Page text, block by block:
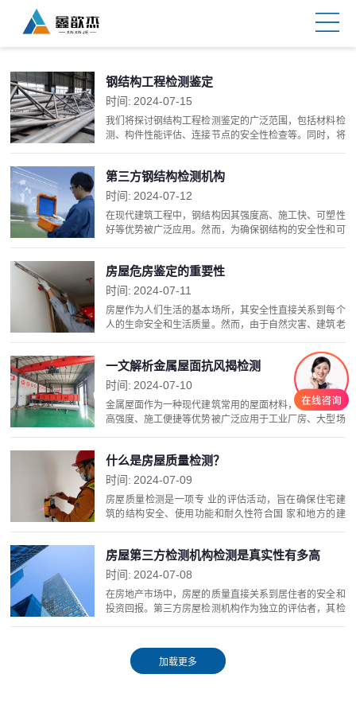
钢结构工程检测鉴定
时间: 2024-07-15
我们将探讨钢结构工程检测鉴定的广泛范围，包括材料检
测、构件性能评估、连接节点的安全性检查等。同时，将
段...
第三方钢结构检测机构
时间: 2024-07-12
在现代建筑工程中，钢结构因其强度高、施工快、可塑性
好等优势被广泛应用。然而，为确保钢结构的安全性和可
第...
房屋危房鉴定的重要性
时间: 2024-07-11
房屋作为人们生活的基本场所，其安全性直接关系到每个
人的生命安全和生活质量。然而，由于自然灾害、建筑老
房屋危房鉴定作为一项专 业的技术活动，对于及时发现...
一文解析金属屋面抗风揭检测
时间: 2024-07-10
金属屋面作为一种现代建筑常用的屋面材料，以其轻质、
高强度、施工便捷等优势被广泛应用于工业厂房、大型场
用...
什么是房屋质量检测？
时间: 2024-07-09
房屋质量检测是一项专 业的评估活动，旨在确保住宅建
筑的结构安全、使用功能和耐久性符合国 家和地方的建
概...
房屋第三方检测机构检测是真实性有多高
时间: 2024-07-08
在房地产市场中，房屋的质量直接关系到居住者的安全和
投资回报。第三方房屋检测机构作为独立的评估者，其检